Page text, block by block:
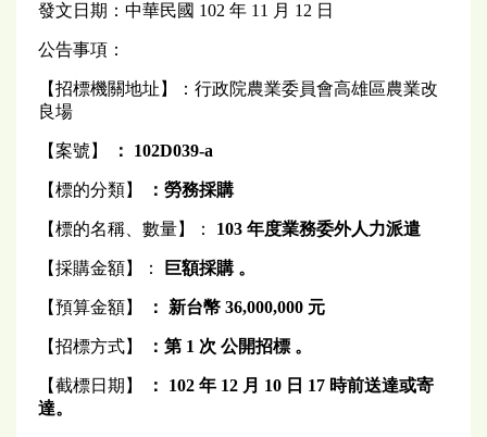
發文日期：中華民國 102 年 11 月 12 日
公告事項：
【招標機關地址】：行政院農業委員會高雄區農業改
良場
【案號】 ： 102D039-a
【標的分類】 ：勞務採購
【標的名稱、數量】： 103 年度業務委外人力派遣
【採購金額】： 巨額採購 。
【預算金額】 ： 新台幣 36,000,000 元
【招標方式】 ：第 1 次 公開招標 。
【截標日期】
： 102 年 12 月 10 日 17 時前送達或寄
達。